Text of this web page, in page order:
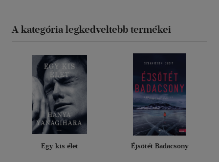
A kategória legkedveltebb termékei
Egy kis élet Éjsötét Badacsony